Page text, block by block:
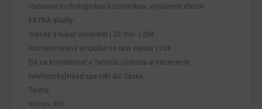
vlasovou trichologickou kozmetikou, vysušenie vlasov
EXTRA služby:
masáž a kúpeľ chodidiel | 20 min. | 20€
koncentrovaná ampulka na rast vlasov | 20€
Dá sa kombinovať s Tantrou (dohoda a nacenenie
telefonicky)Head spa robí iba Saska
Tantra:
60min- 90€